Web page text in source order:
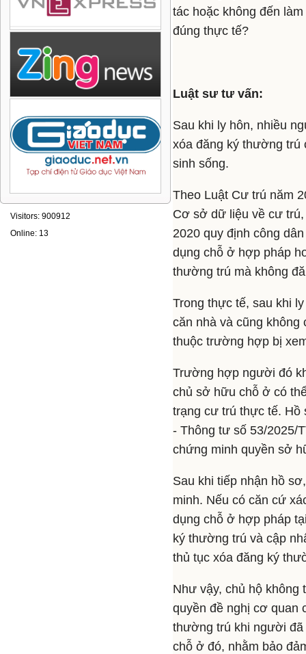
Visitors: 900912
Online: 13
tác hoặc không đến
đúng thực tế?
Luật sư tư vấn:
Sau khi ly hôn, nhiều
xóa đăng ký thường trú
sinh sống.
Theo Luật Cư trú năm
Cơ sở dữ liệu về cư
2020 quy định công
dụng chỗ ở hợp pháp
thường trú mà không
Trong thực tế, sau khi
căn nhà và cũng
thuộc trường hợp bị
Trường hợp người đó
chủ sở hữu chỗ ở có
trạng cư trú thực tế. Hồ
- Thông tư số 53/2025/
chứng minh quyền sở
Sau khi tiếp nhận hồ
minh. Nếu có căn cứ
dụng chỗ ở hợp pháp
ký thường trú và cập
thủ tục xóa đăng ký
Như vậy, chủ hộ
quyền đề nghị cơ quan
thường trú khi người đã
chỗ ở đó, nhằm bảo